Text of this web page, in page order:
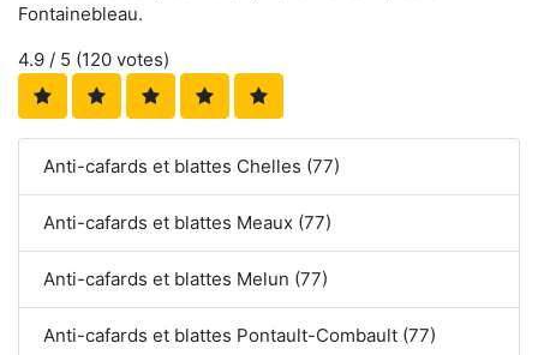
Fontainebleau.
4.9 / 5 (120 votes)
Anti-cafards et blattes Chelles (77)
Anti-cafards et blattes Meaux (77)
Anti-cafards et blattes Melun (77)
Anti-cafards et blattes Pontault-Combault (77)